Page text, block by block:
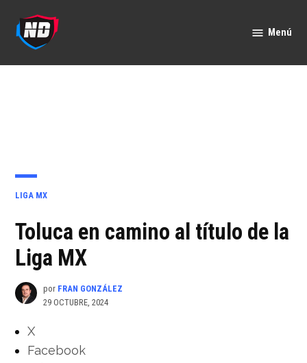
contenido
Menú
PUBLICADO
LIGA MX
Toluca en camino al título de la
Liga MX
por FRAN GONZÁLEZ
29 OCTUBRE, 2024
X
Facebook